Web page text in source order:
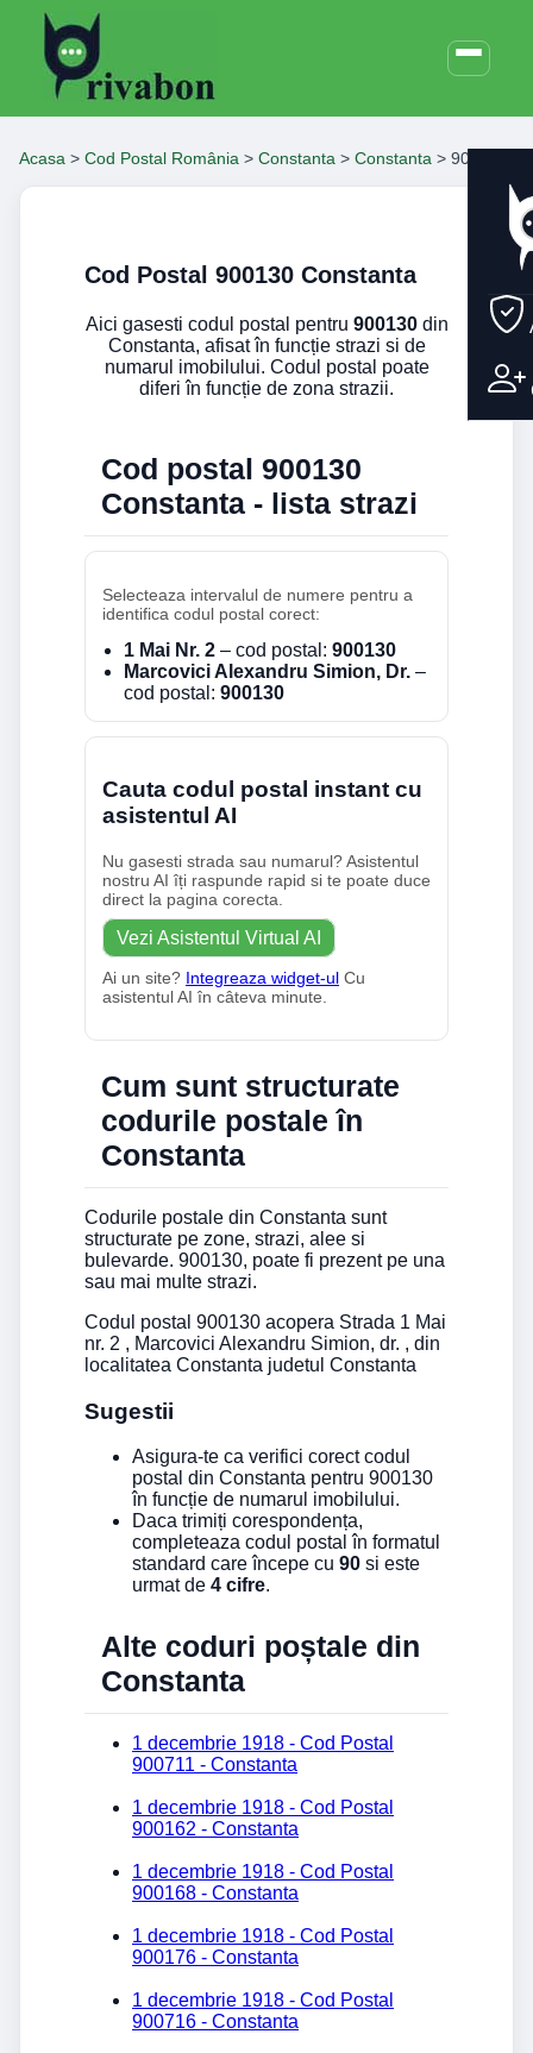
Acasa > Cod Postal România > Constanta > Constanta > 900130
Cod Postal 900130 Constanta
Aici gasesti codul postal pentru 900130din
Constanta, afisat în funcție strazi si de
numarul imobilului. Codul postal poate
diferi în funcție de zona strazii.
Cod postal 900130
Constanta - lista strazi
Selecteaza intervalul de numere pentru a
identifica codul postal corect:
1 Mai Nr. 2 – cod postal: 900130
Marcovici Alexandru Simion, Dr. –
cod postal: 900130
Cauta codul postal instant cu
asistentul AI
Nu gasesti strada sau numarul? Asistentul
nostru AI îți raspunde rapid si te poate duce
direct la pagina corecta.
Vezi Asistentul Virtual AI
Ai un site? Integreaza widget-ul Cu
asistentul AI în câteva minute.
Cum sunt structurate
codurile postale în
Constanta
Codurile postale din Constanta sunt
structurate pe zone, strazi, alee si
bulevarde. 900130, poate fi prezent pe una
sau mai multe strazi.
Codul postal 900130 acopera Strada 1 Mai
nr. 2 , Marcovici Alexandru Simion, dr. , din
localitatea Constanta judetul Constanta
Sugestii
Asigura-te ca verifici corect codul
postal din Constanta pentru 900130
în funcție de numarul imobilului.
Daca trimiți corespondența,
completeaza codul postal în formatul
standard care începe cu 90 si este
urmat de 4 cifre.
Alte coduri poștale din
Constanta
1 decembrie 1918 - Cod Postal
900711 - Constanta
1 decembrie 1918 - Cod Postal
900162 - Constanta
1 decembrie 1918 - Cod Postal
900168 - Constanta
1 decembrie 1918 - Cod Postal
900176 - Constanta
1 decembrie 1918 - Cod Postal
900716 - Constanta